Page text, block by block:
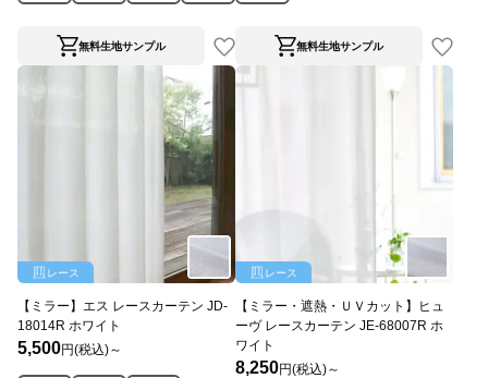
無料生地サンプル 無料生地サンプル
レース
【ミラー】エス レースカーテン JD-
18014R ホワイト
5,500円(税込)～
レース
【ミラー・遮熱・ＵＶカット】ヒュ
ーヴ レースカーテン JE-68007R ホ
ワイト
8,250円(税込)～